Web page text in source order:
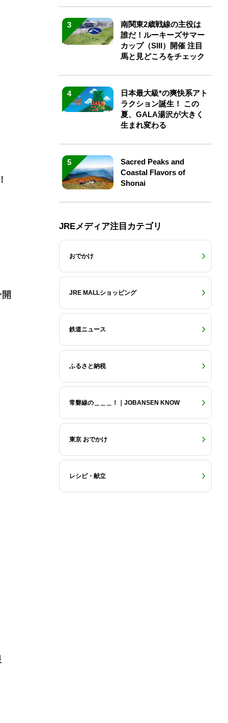
3
南関東2歳戦線の主役は
誰だ！ルーキーズサマー
カップ（SIII）開催 注目
馬と見どころをチェック
4
日本最大級*の爽快系アト
ラクション誕生！ この
夏、GALA湯沢が大きく
生まれ変わる
5
Sacred Peaks and
Coastal Flavors of
Shonai
JREメディア注目カテゴリ
おでかけ
JRE MALLショッピング
鉄道ニュース
ふるさと納税
常磐線の＿＿＿！｜JOBANSEN KNOW
東京 おでかけ
レシピ・献立